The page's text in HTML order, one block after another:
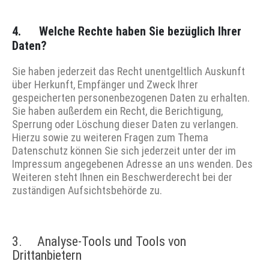
4. Welche Rechte haben Sie bezüglich Ihrer
Daten?
Sie haben jederzeit das Recht unentgeltlich Auskunft
über Herkunft, Empfänger und Zweck Ihrer
gespeicherten personenbezogenen Daten zu erhalten.
Sie haben außerdem ein Recht, die Berichtigung,
Sperrung oder Löschung dieser Daten zu verlangen.
Hierzu sowie zu weiteren Fragen zum Thema
Datenschutz können Sie sich jederzeit unter der im
Impressum angegebenen Adresse an uns wenden. Des
Weiteren steht Ihnen ein Beschwerderecht bei der
zuständigen Aufsichtsbehörde zu.
3. Analyse-Tools und Tools von
Drittanbietern